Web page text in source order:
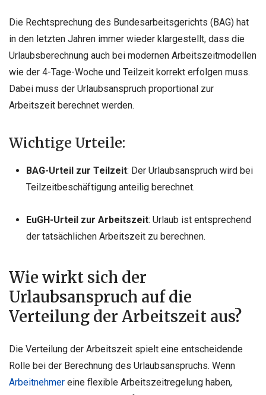
Die Rechtsprechung des Bundesarbeitsgerichts (BAG) hat
in den letzten Jahren immer wieder klargestellt, dass die
Urlaubsberechnung auch bei modernen Arbeitszeitmodellen
wie der 4-Tage-Woche und Teilzeit korrekt erfolgen muss.
Dabei muss der Urlaubsanspruch proportional zur
Arbeitszeit berechnet werden.
Wichtige Urteile:
BAG-Urteil zur Teilzeit: Der Urlaubsanspruch wird bei
Teilzeitbeschäftigung anteilig berechnet.
EuGH-Urteil zur Arbeitszeit: Urlaub ist entsprechend
der tatsächlichen Arbeitszeit zu berechnen.
Wie wirkt sich der
Urlaubsanspruch auf die
Verteilung der Arbeitszeit aus?
Die Verteilung der Arbeitszeit spielt eine entscheidende
Rolle bei der Berechnung des Urlaubsanspruchs. Wenn
Arbeitnehmer eine flexible Arbeitszeitregelung haben,